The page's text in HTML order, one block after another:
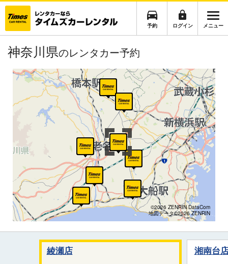
予約 ログイン メニュー
神奈川県のレンタカー予約
©2026 ZENRIN DataCom
地図データ©2026 ZENRIN
綾瀬店 湘南台